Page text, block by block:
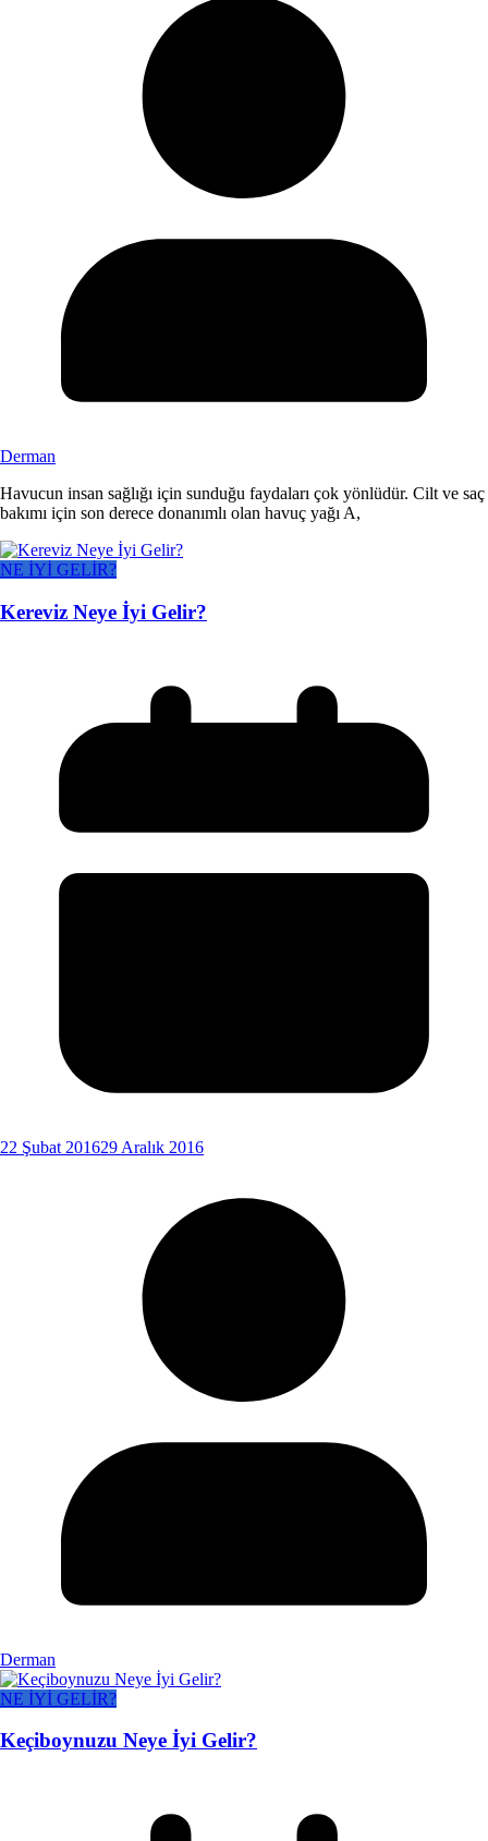
Derman
Havucun insan sağlığı için sunduğu faydaları çok yönlüdür. Cilt ve saç
bakımı için son derece donanımlı olan havuç yağı A,
NE İYİ GELİR?
Kereviz Neye İyi Gelir?
22 Şubat 201629 Aralık 2016
Derman
NE İYİ GELİR?
Keçiboynuzu Neye İyi Gelir?